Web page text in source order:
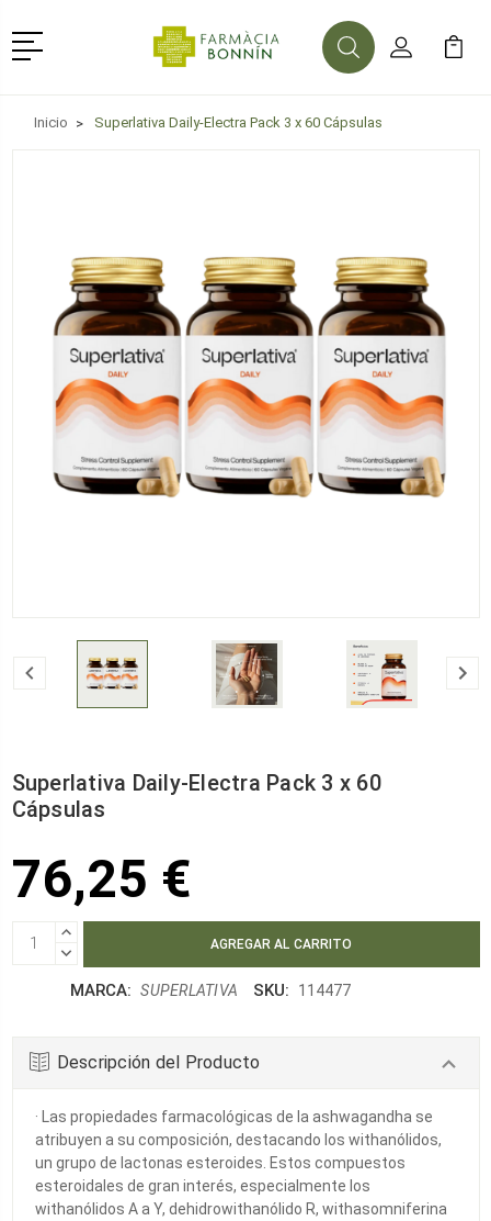
Menú
BuscarMi Cuenta
Mi
Inicio Superlativa Daily-Electra Pack 3 x 60 Cápsulas
Superlativa Daily-Electra Pack 3 x 60
Cápsulas
76,25 €
AUMENTAR
CANTIDAD:
DISMINUIR
MARCA: SUPERLATIVA SKU: 114477
Descripción del Producto
· Las propiedades farmacológicas de la ashwagandha se
atribuyen a su composición, destacando los withanólidos,
un grupo de lactonas esteroides. Estos compuestos
esteroidales de gran interés, especialmente los
withanólidos A a Y, dehidrowithanólido R, withasomniferina